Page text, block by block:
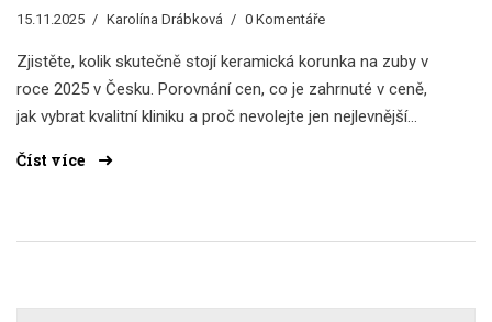
15.11.2025 Karolína Drábková 0 Komentáře
Zjistěte, kolik skutečně stojí keramická korunka na zuby v
roce 2025 v Česku. Porovnání cen, co je zahrnuté v ceně,
jak vybrat kvalitní kliniku a proč nevolejte jen nejlevnější
Číst více